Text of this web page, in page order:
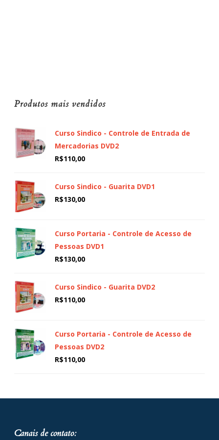
Produtos mais vendidos
Curso Sindico - Controle de Entrada de
Mercadorias DVD2
R$110,00
Curso Sindico - Guarita DVD1
R$130,00
Curso Portaria - Controle de Acesso de
Pessoas DVD1
R$130,00
Curso Sindico - Guarita DVD2
R$110,00
Curso Portaria - Controle de Acesso de
Pessoas DVD2
R$110,00
Canais de contato: